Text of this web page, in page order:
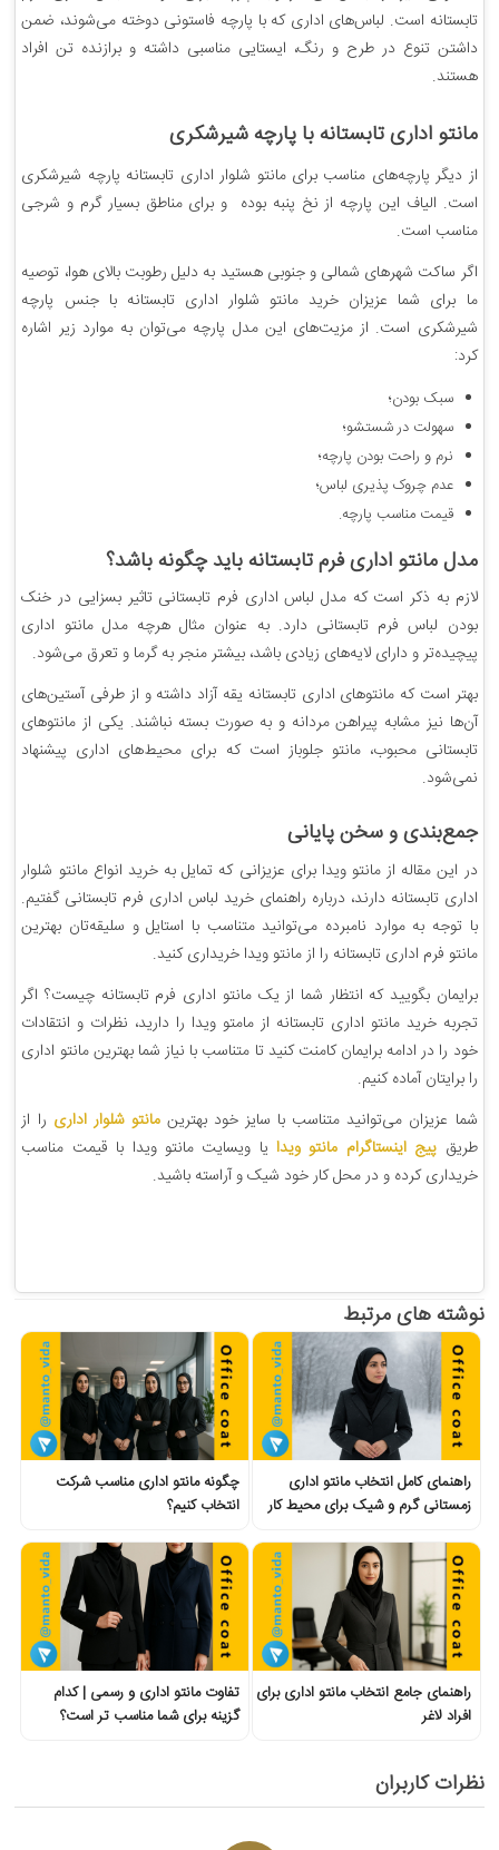
تابستانه است. لباس‌های اداری که با پارچه فاستونی دوخته می‌شوند، ضمن
داشتن تنوع در طرح و رنگ، ایستایی مناسبی داشته و برازنده تن افراد
هستند.
مانتو اداری تابستانه با پارچه شیرشکری
از دیگر پارچه‌های مناسب برای مانتو شلوار اداری تابستانه پارچه شیرشکری
است. الیاف این‌ پارچه از نخ پنبه بوده و برای مناطق بسیار گرم و شرجی
مناسب است.
اگر ساکت شهرهای شمالی و جنوبی هستید به دلیل رطوبت بالای هوا، توصیه
ما برای شما عزیزان خرید مانتو شلوار اداری تابستانه با جنس پارچه
شیرشکری است. از مزیت‌های این‌ مدل پارچه می‌توان به موارد زیر اشاره
کرد:
سبک بودن؛
سهولت در شستشو؛
نرم و راحت بودن‌ پارچه؛
عدم چروک پذیری لباس؛
قیمت مناسب پارچه.
مدل مانتو اداری فرم تابستانه باید چگونه باشد؟
لازم به ذکر است که مدل لباس اداری فرم تابستانی تاثیر بسزایی در خنک
بودن لباس فرم تابستانی دارد. به عنوان مثال هرچه مدل مانتو اداری
پیچیده‌تر و دارای لایه‌های زیادی باشد، بیشتر منجر به گرما و تعرق می‌شود.
بهتر است که مانتوهای اداری تابستانه یقه آزاد داشته و از طرفی آستین‌های
آن‌ها نیز مشابه پیراهن مردانه و به صورت بسته نباشند. یکی از مانتوهای
تابستانی محبوب، مانتو جلوباز است که برای محیط‌های اداری پیشنهاد
نمی‌شود.
جمع‌بندی و سخن پایانی
در این مقاله از مانتو ویدا برای عزیزانی که تمایل به خرید انواع مانتو شلوار
اداری تابستانه دارند، درباره راهنمای خرید لباس اداری فرم تابستانی گفتیم.
با توجه به موارد نامبرده می‌توانید متناسب با استایل و سلیقه‌تان بهترین
مانتو فرم اداری تابستانه را از مانتو ویدا خریداری کنید.
برایمان بگویید که انتظار شما از یک مانتو اداری فرم تابستانه چیست؟ اگر
تجربه خرید مانتو اداری تابستانه از مامتو ویدا را دارید، نظرات و انتقادات
خود را در ادامه برایمان کامنت کنید تا متناسب با نیاز شما بهترین مانتو اداری
را برایتان آماده کنیم.
شما عزیزان می‌توانید متناسب با سایز خود بهترینمانتو شلوار اداری را از
طریق پیج اینستاگرام مانتو ویدایا ویسایت مانتو ویدا با قیمت مناسب
خریداری کرده و در محل کار خود شیک و آراسته باشید.
نوشته های مرتبط
راهنمای کامل انتخاب مانتو اداری
زمستانی گرم و شیک برای محیط کار
چگونه مانتو اداری مناسب شرکت
انتخاب کنیم؟
راهنمای جامع انتخاب مانتو اداری برای
افراد لاغر
تفاوت مانتو اداری و رسمی | کدام
گزینه برای شما مناسب تر است؟
نظرات کاربران